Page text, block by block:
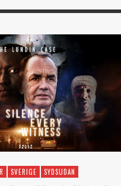
SVERIGE SYDSUDAN